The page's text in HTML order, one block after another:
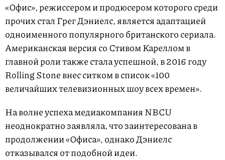
«Офис», режиссером и продюсером которого среди
прочих стал Грег Дэниелс, является адаптацией
одноименного популярного британского сериала.
Американская версия со Стивом Кареллом в
главной роли также стала успешной, в 2016 году
Rolling Stone внес ситком в список «100
величайших телевизионных шоу всех времен».
На волне успеха медиакомпания NBCU
неоднократно заявляла, что заинтересована в
продолжении «Офиса», однако Дэниелс
отказывался от подобной идеи.